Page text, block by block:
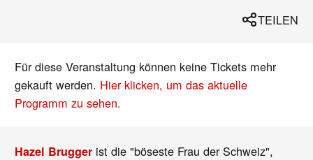
TEILEN
Für diese Veranstaltung können keine Tickets mehr
gekauft werden. Hier klicken, um das aktuelle
Programm zu sehen.
Hazel Brugger ist die "böseste Frau der Schweiz",